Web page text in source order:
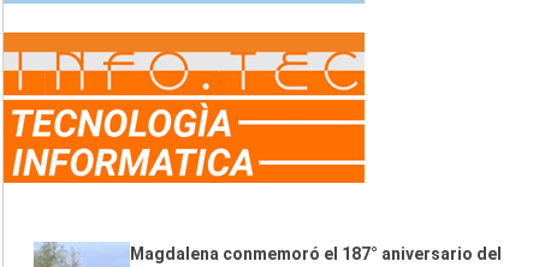
Magdalena conmemoró el 187° aniversario del